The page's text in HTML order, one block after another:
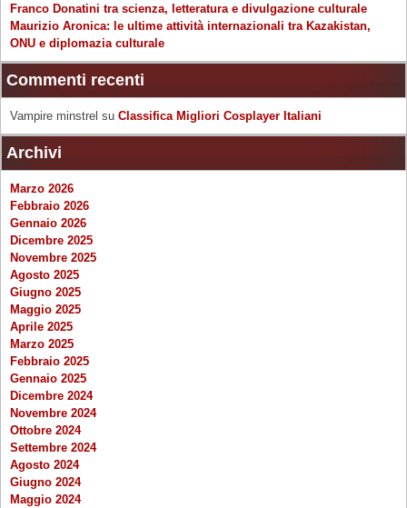
Franco Donatini tra scienza, letteratura e divulgazione culturale
Maurizio Aronica: le ultime attività internazionali tra Kazakistan,
ONU e diplomazia culturale
Commenti recenti
Vampire minstrel su Classifica Migliori Cosplayer Italiani
Archivi
Marzo 2026
Febbraio 2026
Gennaio 2026
Dicembre 2025
Novembre 2025
Agosto 2025
Giugno 2025
Maggio 2025
Aprile 2025
Marzo 2025
Febbraio 2025
Gennaio 2025
Dicembre 2024
Novembre 2024
Ottobre 2024
Settembre 2024
Agosto 2024
Giugno 2024
Maggio 2024